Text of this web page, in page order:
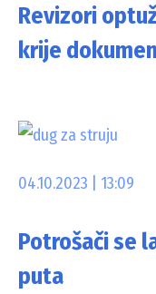
Revizori
krije
04.10.2023 | 13:09
Potrošači se
puta